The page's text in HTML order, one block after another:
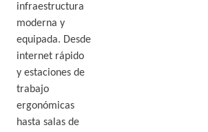
infraestructura
moderna y
equipada. Desde
internet rápido
y estaciones de
trabajo
ergonómicas
hasta salas de